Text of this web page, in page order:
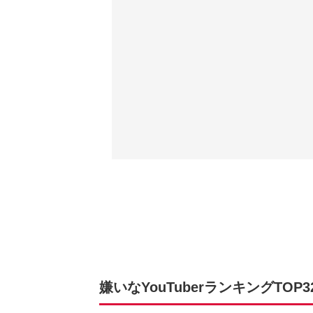
嫌いなYouTuberランキング